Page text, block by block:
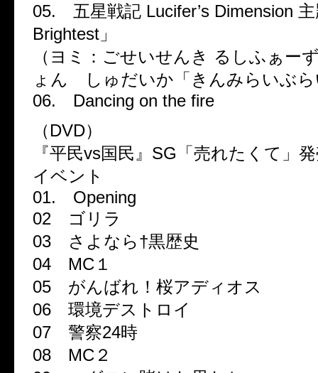
05. 五星戦記 Lucifer’s Dimension
Brightest」
（ヨミ：ごせいせんき るしふぁー
ょん しゅだいか「きんみらいぶら
06. Dancing on the fire
（DVD）
『平民vs国民』SG「売れたくて」
イベント
01. Opening
02 ゴリラ
03 さよなら†黒歴史
04 MC１
05 がんばれ！桜アディオス
06 環境デストロイ
07 警察24時
08 MC２